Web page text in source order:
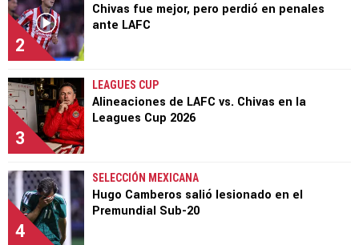
2
Chivas fue mejor, pero perdió en penales
ante LAFC
3
LEAGUES CUP
Alineaciones de LAFC vs. Chivas en la
Leagues Cup 2026
4
SELECCIÓN MEXICANA
Hugo Camberos salió lesionado en el
Premundial Sub-20